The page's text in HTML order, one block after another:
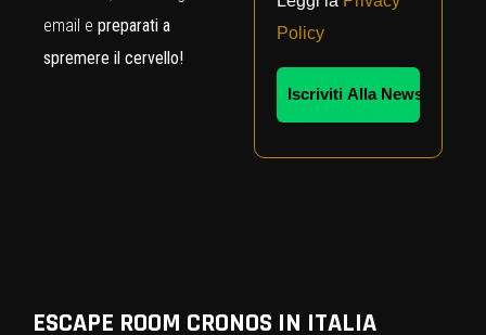
email e preparati a
spremere il cervello!
Policy
ESCAPE ROOM CRONOS IN ITALIA